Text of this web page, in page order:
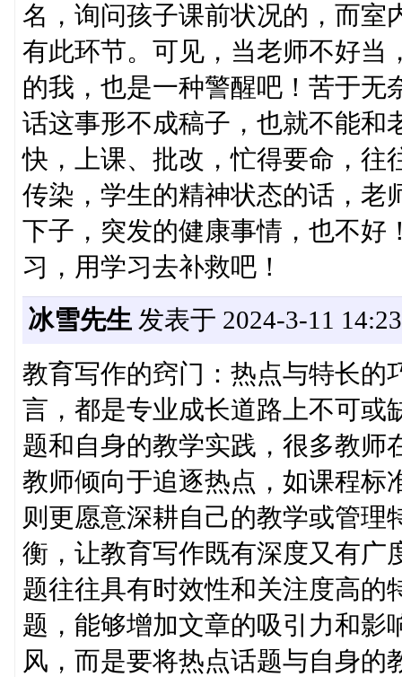
名，询问孩子课前状况的，而室
有此环节。可见，当老师不好当
的我，也是一种警醒吧！苦于无
话这事形不成稿子，也就不能和
快，上课、批改，忙得要命，往
传染，学生的精神状态的话，老
下子，突发的健康事情，也不好
习，用学习去补救吧！
冰雪先生发表于 2024-3-11
教育写作的窍门：热点与特长的
言，都是专业成长道路上不可或
题和自身的教学实践，很多教师
教师倾向于追逐热点，如课程标
则更愿意深耕自己的教学或管理
衡，让教育写作既有深度又有广
题往往具有时效性和关注度高的
题，能够增加文章的吸引力和影
风，而是要将热点话题与自身